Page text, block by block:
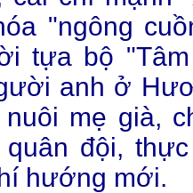
"ngông
tựa bộ
anh ở
mẹ già,
đội,
hướng mới.